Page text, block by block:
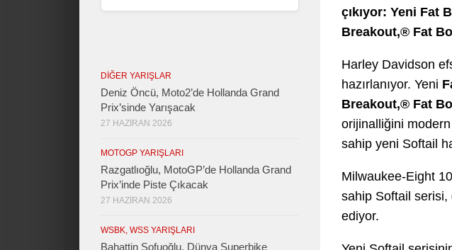
çıkıyor: Yeni Fat
Breakout,® Fat
Harley Davidson
hazırlanıyor. Yeni
Breakout,® Fat
orijinalliğini
sahip yeni Softail
Milwaukee-Eight
sahip Softail serisi,
ediyor.
DIĞER YARIŞLAR
Deniz Öncü, Moto2’de Hollanda Grand
Prix’sinde Yarışacak
27 HAZIRAN 2026
MOTOGP YARIŞLARI
Razgatlıoğlu, MotoGP’de Hollanda Grand
Prix’inde Piste Çıkacak
27 HAZIRAN 2026
WSBK, WSS YARIŞLARI
Bahattin Sofuoğlu, Dünya Superbike